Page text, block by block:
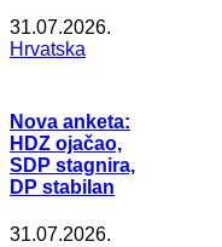
31.07.2026.
Hrvatska
Nova anketa:
HDZ ojačao,
SDP stagnira,
DP stabilan
31.07.2026.